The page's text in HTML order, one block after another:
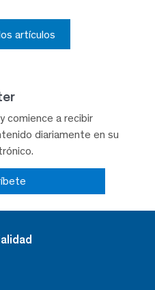
artículos
comience a recibir
diariamente en su